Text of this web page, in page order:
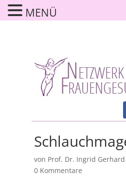
von Prof. Dr. Ingrid Gerhard
0 Kommentare
MENÜ